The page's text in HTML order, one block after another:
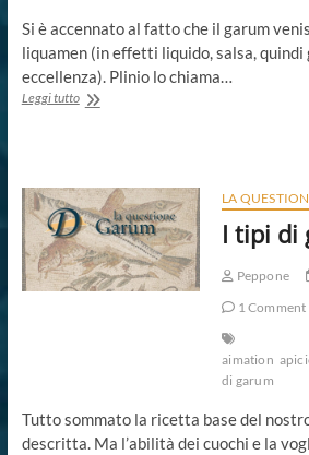
Si è accennato al fatto che il garum
liquamen (in effetti liquido, salsa, quindi
eccellenza). Plinio lo chiama…
Leggi tuttoGarum
LA
I tipi di
Peppone
1 Comment
aimation
di garum
Tutto sommato la ricetta base del
descritta. Ma l’abilità dei cuochi e la